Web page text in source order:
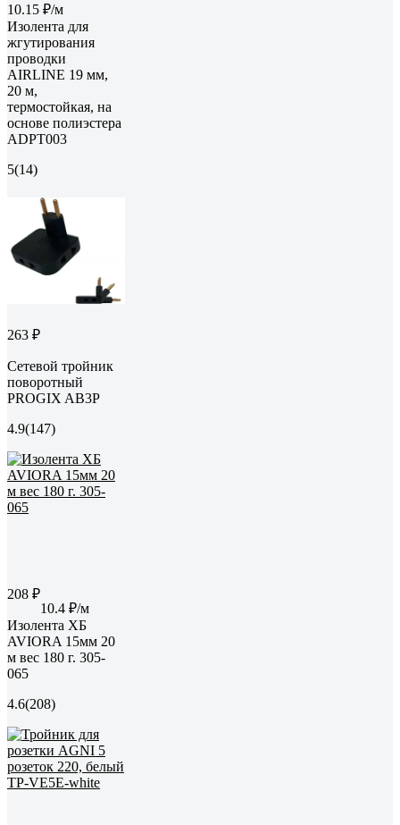
10.15 ₽/м
Изолента для
жгутирования
проводки
AIRLINE 19 мм,
20 м,
термостойкая, на
основе полиэстера
ADPT003
5(14)
263 ₽
Сетевой тройник
поворотный
PROGIX AB3P
4.9(147)
208 ₽
10.4 ₽/м
Изолента ХБ
AVIORA 15мм 20
м вес 180 г. 305-
065
4.6(208)